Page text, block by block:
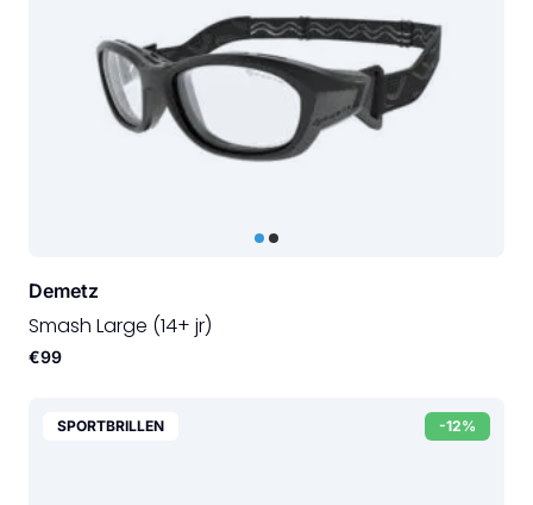
Demetz
Smash Large (14+ jr)
€99
-12%
SPORTBRILLEN